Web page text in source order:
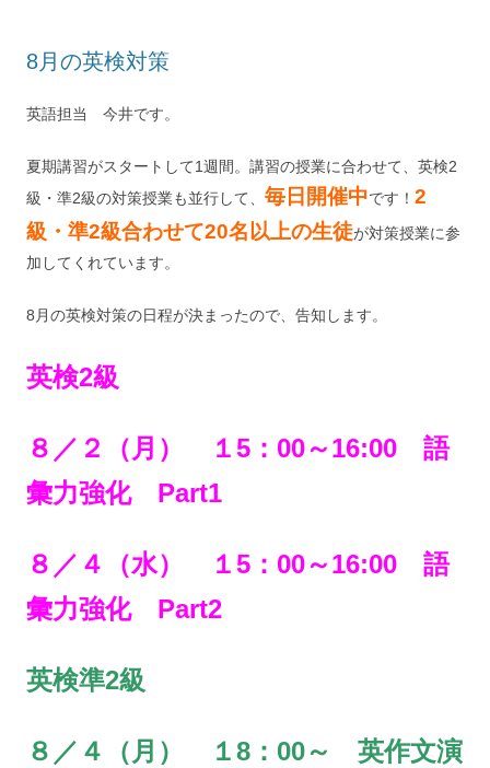
8月の英検対策
英語担当 今井です。
夏期講習がスタートして1週間。講習の授業に合わせて、英検2
級・準2級の対策授業も並行して、 毎日開催中です！ 2
級・準2級合わせて20名以上の生徒が対策授業に参
加してくれています。
8月の英検対策の日程が決まったので、告知します。
英検2級
８／２（月） １5：00～16:00 語
彙力強化 Part1
８／４（水） １5：00～16:00 語
彙力強化 Part2
英検準2級
８／４（月） １8：00～ 英作文演